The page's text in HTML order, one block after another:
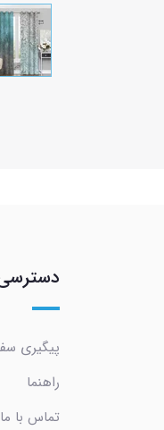
پیگیری
راهنما
تماس با ما